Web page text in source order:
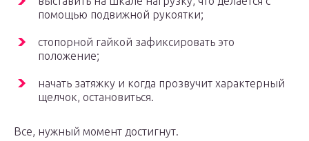
помощью подвижной рукоятки;
стопорной гайкой зафиксировать это
положение;
начать затяжку и когда прозвучит характерный
щелчок, остановиться.
Все, нужный момент достигнут.